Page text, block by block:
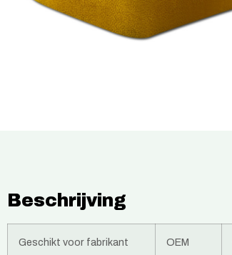
Beschrijving
Geschikt voor fabrikant OEM